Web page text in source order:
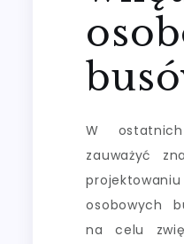
W
zauważyć
osobowych
na celu